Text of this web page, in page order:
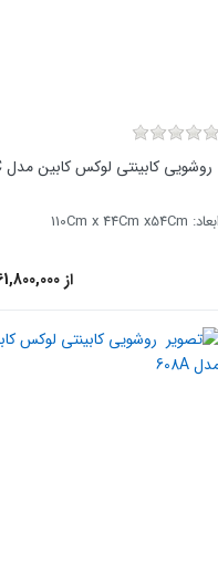
روشویی کابینتی لوکس کابین مدل 605C
ابعاد: 110Cm x 44Cm x54Cm
از 61,800,000